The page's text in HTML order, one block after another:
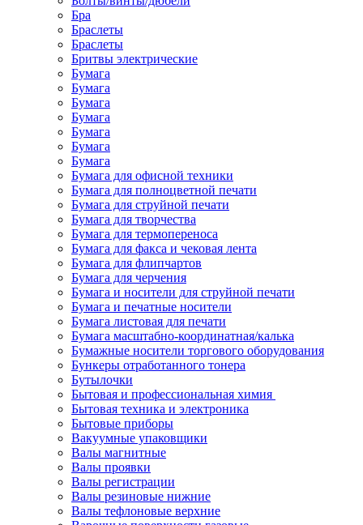
Бра
Браслеты
Браслеты
Бритвы электрические
Бумага
Бумага
Бумага
Бумага
Бумага
Бумага
Бумага
Бумага для офисной техники
Бумага для полноцветной печати
Бумага для струйной печати
Бумага для творчества
Бумага для термопереноса
Бумага для факса и чековая лента
Бумага для флипчартов
Бумага для черчения
Бумага и носители для струйной печати
Бумага и печатные носители
Бумага листовая для печати
Бумага масштабно-координатная/калька
Бумажные носители торгового оборудования
Бункеры отработанного тонера
Бутылочки
Бытовая и профессиональная химия
Бытовая техника и электроника
Бытовые приборы
Вакуумные упаковщики
Валы магнитные
Валы проявки
Валы регистрации
Валы резиновые нижние
Валы тефлоновые верхние